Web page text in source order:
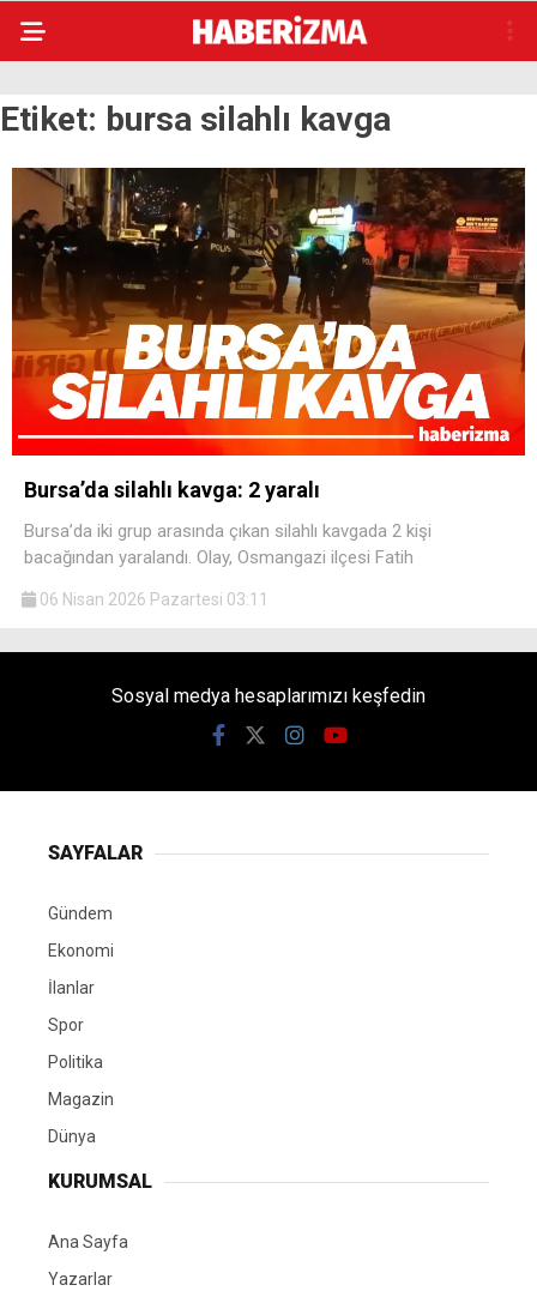
Etiket: bursa silahlı kavga
Bursa’da silahlı kavga: 2 yaralı
Bursa’da iki grup arasında çıkan silahlı kavgada 2 kişi
bacağından yaralandı. Olay, Osmangazi ilçesi Fatih
06 Nisan 2026 Pazartesi 03:11
Sosyal medya hesaplarımızı keşfedin
SAYFALAR
Gündem
Ekonomi
İlanlar
Spor
Politika
Magazin
Dünya
KURUMSAL
Ana Sayfa
Yazarlar